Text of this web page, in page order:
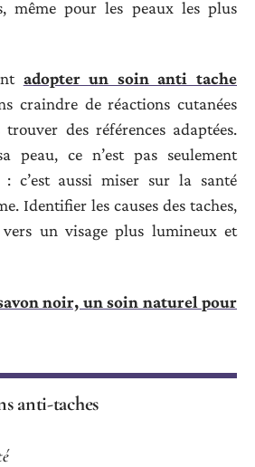
même pour les peaux les plus
adopter un soin anti tache
craindre de réactions cutanées
des références adaptées.
peau, ce n’est pas seulement
: c’est aussi miser sur la santé
Identifier les causes des taches,
vers un visage plus lumineux et
noir, un soin naturel pour
anti-taches